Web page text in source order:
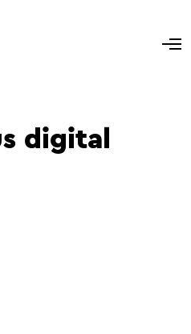
digital